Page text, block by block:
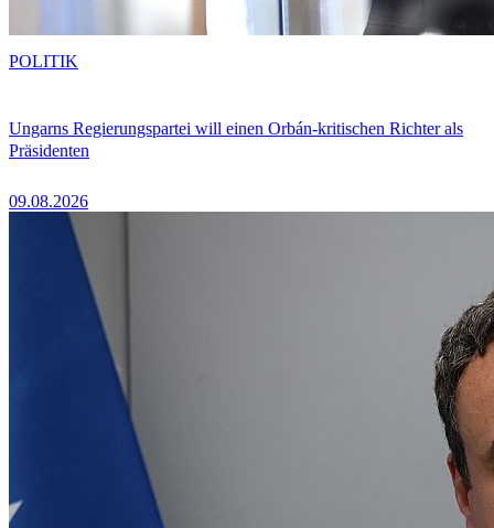
Ungarns Regierungspartei will einen Orbán-kritischen Richter als
Präsidenten
09.08.2026
POLITIK